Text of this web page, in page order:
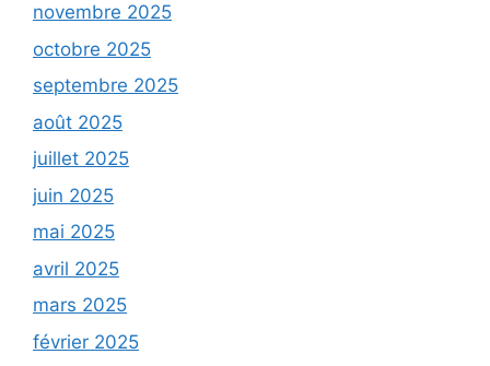
novembre 2025
octobre 2025
septembre 2025
août 2025
juillet 2025
juin 2025
mai 2025
avril 2025
mars 2025
février 2025